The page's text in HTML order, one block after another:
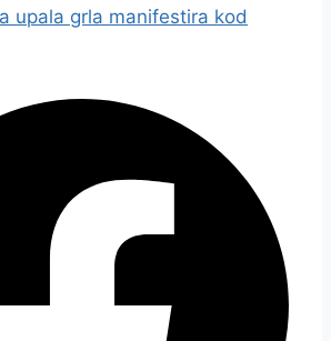
upala grla manifestira kod